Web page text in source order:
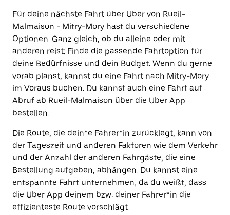
Für deine nächste Fahrt über Uber von Rueil-
Malmaison - Mitry-Mory hast du verschiedene
Optionen. Ganz gleich, ob du alleine oder mit
anderen reist: Finde die passende Fahrtoption für
deine Bedürfnisse und dein Budget. Wenn du gerne
vorab planst, kannst du eine Fahrt nach Mitry-Mory
im Voraus buchen. Du kannst auch eine Fahrt auf
Abruf ab Rueil-Malmaison über die Uber App
bestellen.
Die Route, die dein*e Fahrer*in zurücklegt, kann von
der Tageszeit und anderen Faktoren wie dem Verkehr
und der Anzahl der anderen Fahrgäste, die eine
Bestellung aufgeben, abhängen. Du kannst eine
entspannte Fahrt unternehmen, da du weißt, dass
die Uber App deinem bzw. deiner Fahrer*in die
effizienteste Route vorschlägt.